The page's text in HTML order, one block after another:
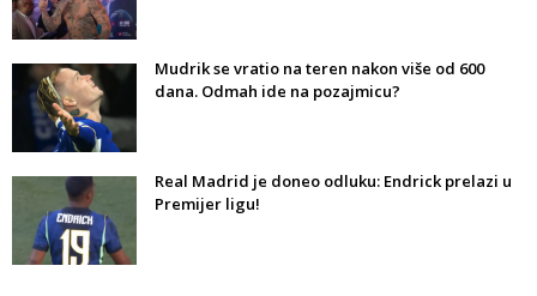
Mudrik se vratio na teren nakon više od 600
dana. Odmah ide na pozajmicu?
Real Madrid je doneo odluku: Endrick prelazi u
Premijer ligu!